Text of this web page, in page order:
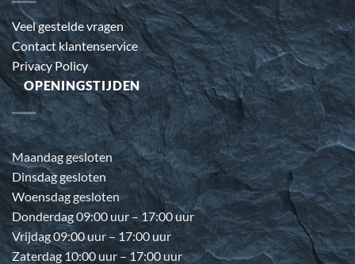
Veel gestelde vragen
Contact klantenservice
Privacy Policy
OPENINGSTIJDEN
Maandag gesloten
Dinsdag gesloten
Woensdag gesloten
Donderdag 09:00 uur – 17:00 uur
Vrijdag 09:00 uur – 17:00 uur
Zaterdag 10:00 uur – 17:00 uur